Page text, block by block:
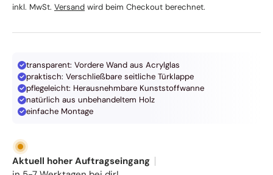
inkl. MwSt. Versand wird beim Checkout berechnet.
transparent: Vordere Wand aus Acrylglas
praktisch: Verschließbare seitliche Türklappe
pflegeleicht: Herausnehmbare Kunststoffwanne
natürlich aus unbehandeltem Holz
einfache Montage
Aktuell hoher Auftragseingang